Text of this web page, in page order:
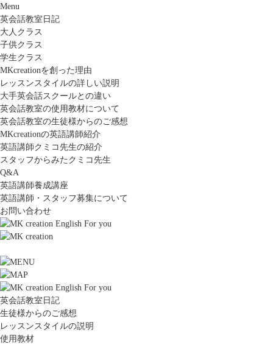
Menu
英会話教室日記
大人クラス
子供クラス
学生クラス
MKcreationを創った理由
レッスンスタイルの詳しい説明
大手英会話スクールとの違い
英会話教室の使用教材について
英会話教室の生徒様からのご感想
MKcreationの英語講師紹介
英語講師クミコ先生の紹介
スタッフからみたクミコ先生
Q&A
英語講師養成講座
英語講師・スタッフ募集について
お問い合わせ
英会話教室日記
生徒様からのご感想
レッスンスタイルの説明
使用教材